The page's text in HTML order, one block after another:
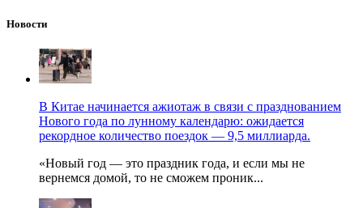
Новости
В Китае начинается ажиотаж в связи с празднованием
Нового года по лунному календарю: ожидается
рекордное количество поездок — 9,5 миллиарда.
«Новый год — это праздник года, и если мы не
вернемся домой, то не сможем проник...